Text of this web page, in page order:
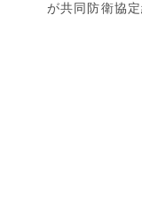
が共同防衛協